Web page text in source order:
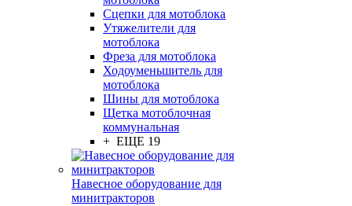
Сцепки для мотоблока
Утяжелители для
мотоблока
Фреза для мотоблока
Ходоуменьшитель для
мотоблока
Шины для мотоблока
Щетка мотоблочная
коммунальная
+ ЕЩЕ 19
Навесное оборудование для
минитракторов